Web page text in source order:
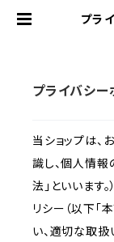
プラ
プライバシー
当ショップは
識し、個人情報
法」といいます
リシー（以下「
い、適切な取扱